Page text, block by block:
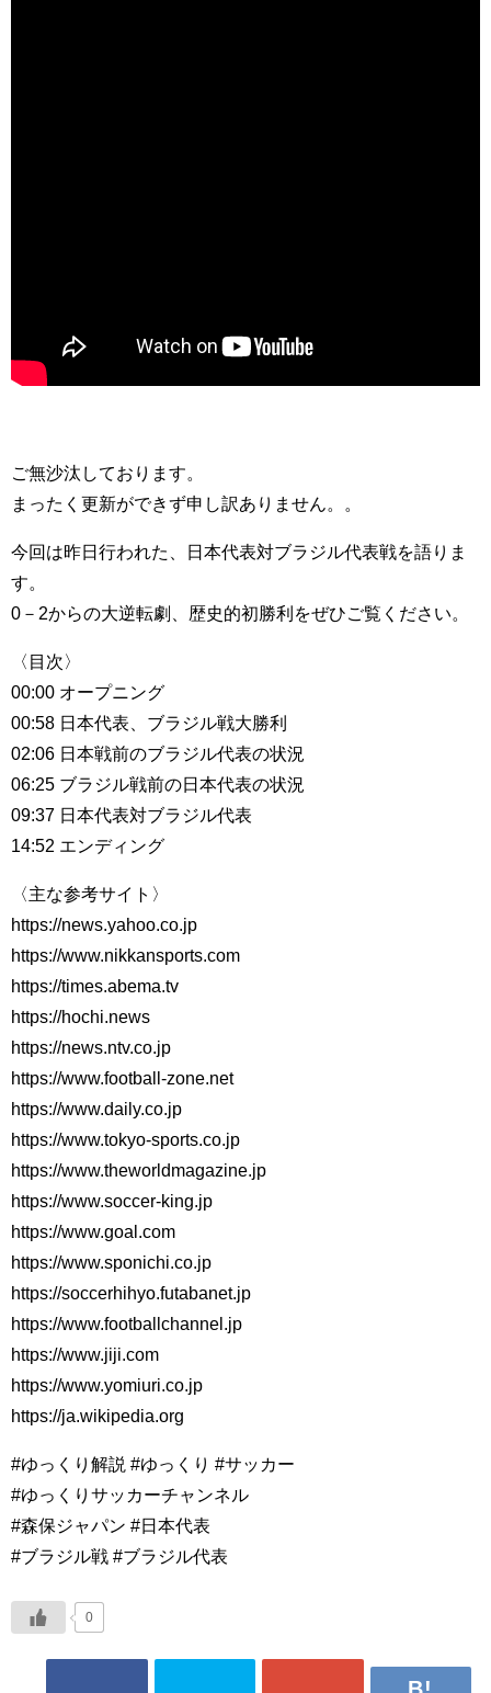
ご無沙汰しております。
まったく更新ができず申し訳ありません。。
今回は昨日行われた、日本代表対ブラジル代表戦を語りま
す。
0－2からの大逆転劇、歴史的初勝利をぜひご覧ください。
〈目次〉
00:00 オープニング
00:58 日本代表、ブラジル戦大勝利
02:06 日本戦前のブラジル代表の状況
06:25 ブラジル戦前の日本代表の状況
09:37 日本代表対ブラジル代表
14:52 エンディング
〈主な参考サイト〉
https://news.yahoo.co.jp
https://www.nikkansports.com
https://times.abema.tv
https://hochi.news
https://news.ntv.co.jp
https://www.football-zone.net
https://www.daily.co.jp
https://www.tokyo-sports.co.jp
https://www.theworldmagazine.jp
https://www.soccer-king.jp
https://www.goal.com
https://www.sponichi.co.jp
https://soccerhihyo.futabanet.jp
https://www.footballchannel.jp
https://www.jiji.com
https://www.yomiuri.co.jp
https://ja.wikipedia.org
#ゆっくり解説 #ゆっくり #サッカー
#ゆっくりサッカーチャンネル
#森保ジャパン #日本代表
#ブラジル戦 #ブラジル代表
0